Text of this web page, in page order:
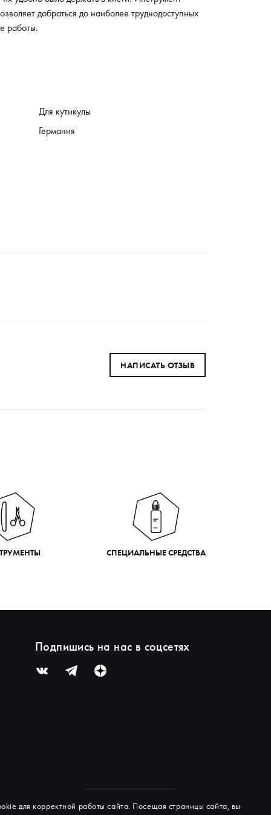
добраться до наиболее труднодоступных
работы.
Для кутикулы
Германия
НАПИСАТЬ ОТЗЫВ
СПЕЦИАЛЬНЫЕ СРЕДСТВА
Подпишись на нас в соцсетях
для корректной работы сайта. Посещая страницы сайта, вы